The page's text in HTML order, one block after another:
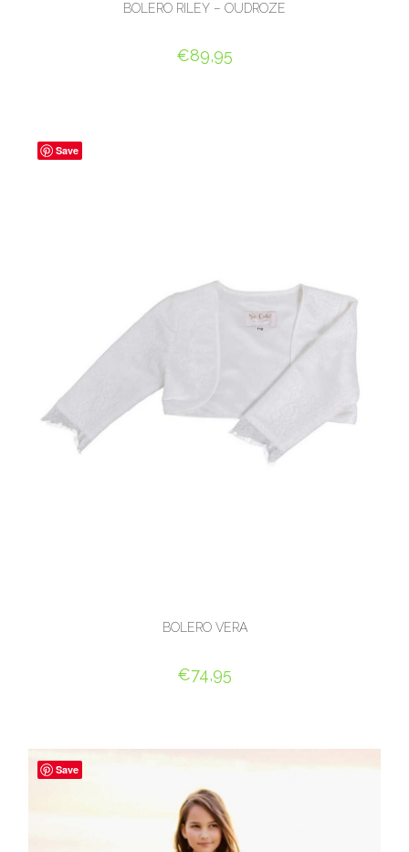
BOLERO RILEY – OUDROZE
€89,95
Save
BOLERO VERA
€74,95
Save